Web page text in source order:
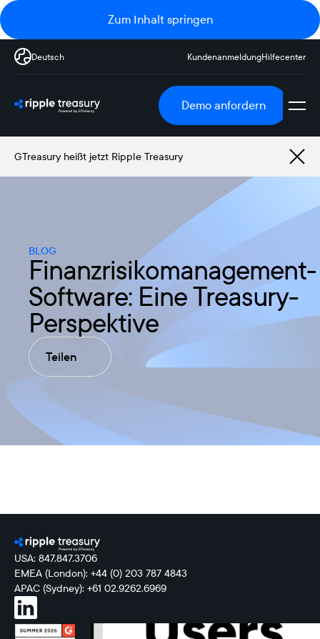
Zum Inhalt springen
Deutsch KundenanmeldungHilfecenter
Demo anfordern
GTreasury heißt jetzt Ripple Treasury
BLOG
Finanzrisikomanagement-
Software: Eine Treasury-
Perspektive
Teilen
USA: 847.847.3706
EMEA (London): +44 (0) 203 787 4843
APAC (Sydney): +61 02.9262.6969